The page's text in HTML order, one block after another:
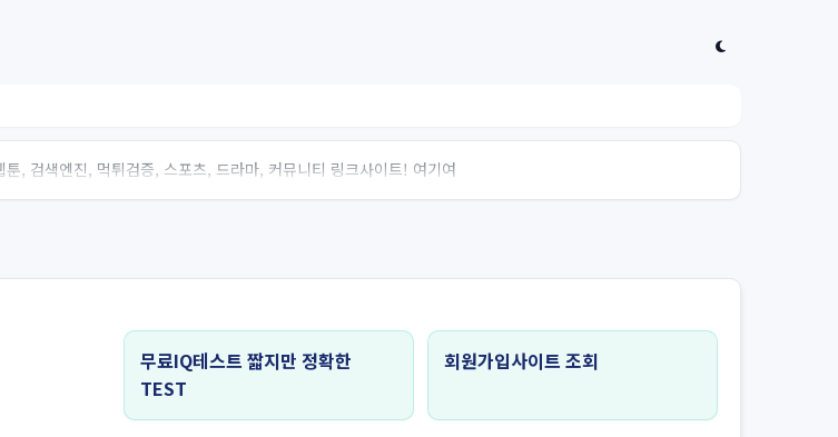
, 검색엔진, 먹튀검증, 스포츠, 드라마, 커뮤니티 링크사이트! 여기여
무료IQ테스트 짧지만 정확한
TEST
회원가입사이트 조회